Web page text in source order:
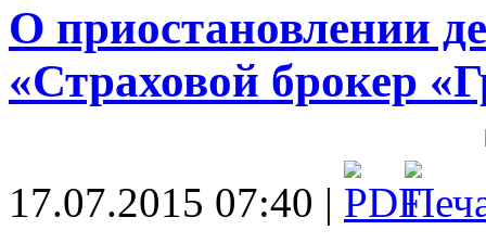
О приостановлении
«Страховой брокер
17.07.2015 07:40 |